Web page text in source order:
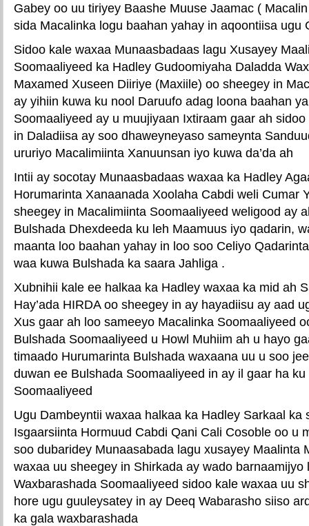
Gabey oo uu tiriyey Baashe Muuse Jaamac (
sida Macalinka logu baahan yahay in aqoontiisa ugu
Sidoo kale waxaa Munaasbadaas lagu Xusayey
Soomaaliyeed ka Hadley Gudoomiyaha Daladda
Maxamed Xuseen Diiriye (Maxiile) oo sheegey in
ay yihiin kuwa ku nool Daruufo adag loona baahan
Soomaaliyeed ay u muujiyaan Ixtiraam gaar ah
in Daladiisa ay soo dhaweyneyaso sameynta
ururiyo Macalimiinta Xanuunsan iyo kuwa da’da ah
Intii ay socotay Munaasbadaas waxaa ka Hadley
Horumarinta Xanaanada Xoolaha Cabdi weli Cumar
sheegey in Macalimiinta Soomaaliyeed weligood ay
Bulshada Dhexdeeda ku leh Maamuus iyo qadarin,
maanta loo baahan yahay in loo soo Celiyo
waa kuwa Bulshada ka saara Jahliga .
Xubnihii kale ee halkaa ka Hadley waxaa ka mid ah
Hay’ada HIRDA oo sheegey in ay hayadiisu ay aad
Xus gaar ah loo sameeyo Macalinka Soomaaliyeed
Bulshada Soomaaliyeed u Howl Muhiim ah u hayo
timaado Hurumarinta Bulshada waxaana uu u soo
duwan ee Bulshada Soomaaliyeed in ay il gaar ha
Soomaaliyeed
Ugu Dambeyntii waxaa halkaa ka Hadley Sarkaal ka
Isgaarsiinta Hormuud Cabdi Qani Cali Cosoble oo u
soo dubaridey Munaasabada lagu xusayey Maalinta
waxaa uu sheegey in Shirkada ay wado barnaamijyo
Waxbarashada Soomaaliyeed sidoo kale waxaa uu
hore ugu guuleysatey in ay Deeq Wabarasho siiso
ka gala waxbarashada